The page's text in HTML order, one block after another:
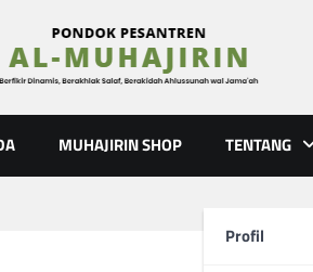
MUHAJIRIN SHOP TENTANG
Profil